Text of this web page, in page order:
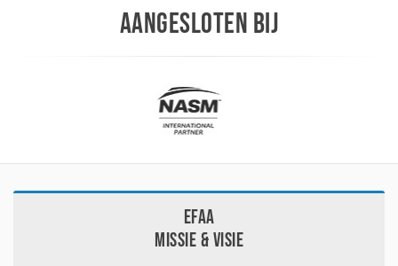
AANGESLOTEN BIJ
EFAA
Missie & visie